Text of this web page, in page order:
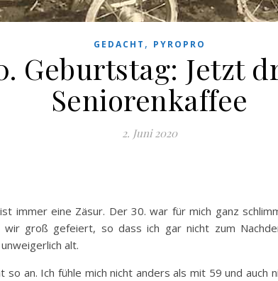
GEDACHT , PYROPRO
Geburtstag: Jetzt
Seniorenkaffee
2. Juni 2020
immer eine Zäsur. Der 30. war für mich ganz
wir groß gefeiert, so dass ich gar nicht zum
alt.
so an. Ich fühle mich nicht anders als mit 59 und auch